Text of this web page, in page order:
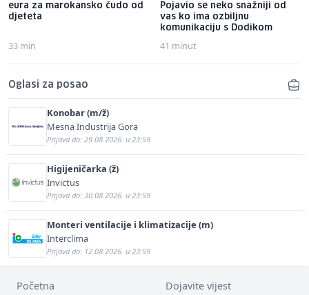
eura za marokansko čudo od
djeteta
33 min
Pojavio se neko snažniji od
vas ko ima ozbiljnu
komunikaciju s Dodikom
41 minut
Oglasi za posao
Konobar (m/ž)
Mesna Industrija Gora
Prijava do: 29.08.2026. u 23:59
Higijeničarka (ž)
Invictus
Prijava do: 30.08.2026. u 23:59
Monteri ventilacije i klimatizacije (m)
Interclima
Prijava do: 12.08.2026. u 23:59
Početna Dojavite vijest